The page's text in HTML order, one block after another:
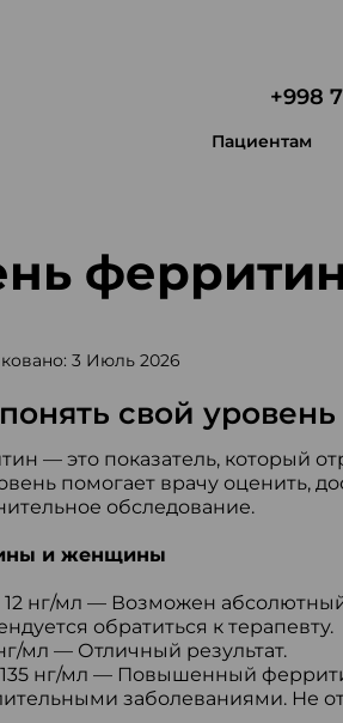
+998
Пациентам
3 Июль 2026
свой
— это показатель, который
помогает врачу оценить,
обследование.
и женщины
нг/мл — Возможен
обратиться к терапевту.
нг/мл — Отличный результат.
нг/мл — Повышенный
заболеваниями. Не